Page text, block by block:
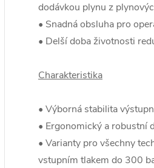
dodávkou plynu z
• Snadná obsluha pro
• Delší doba životnosti
Charakteristika
• Výborná stabilita
• Ergonomický a robustní
• Varianty pro všechny
vstupním tlakem do 300